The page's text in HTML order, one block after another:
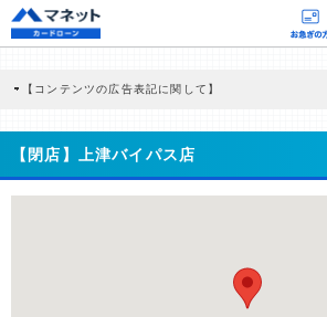
【コンテンツの広告表記に関して】
商品を根拠なくPRするものではなく、当編集部の調査
どに基づき、公平性を担保した情報提供を行っています
>提携企業一覧
【閉店】上津バイパス店